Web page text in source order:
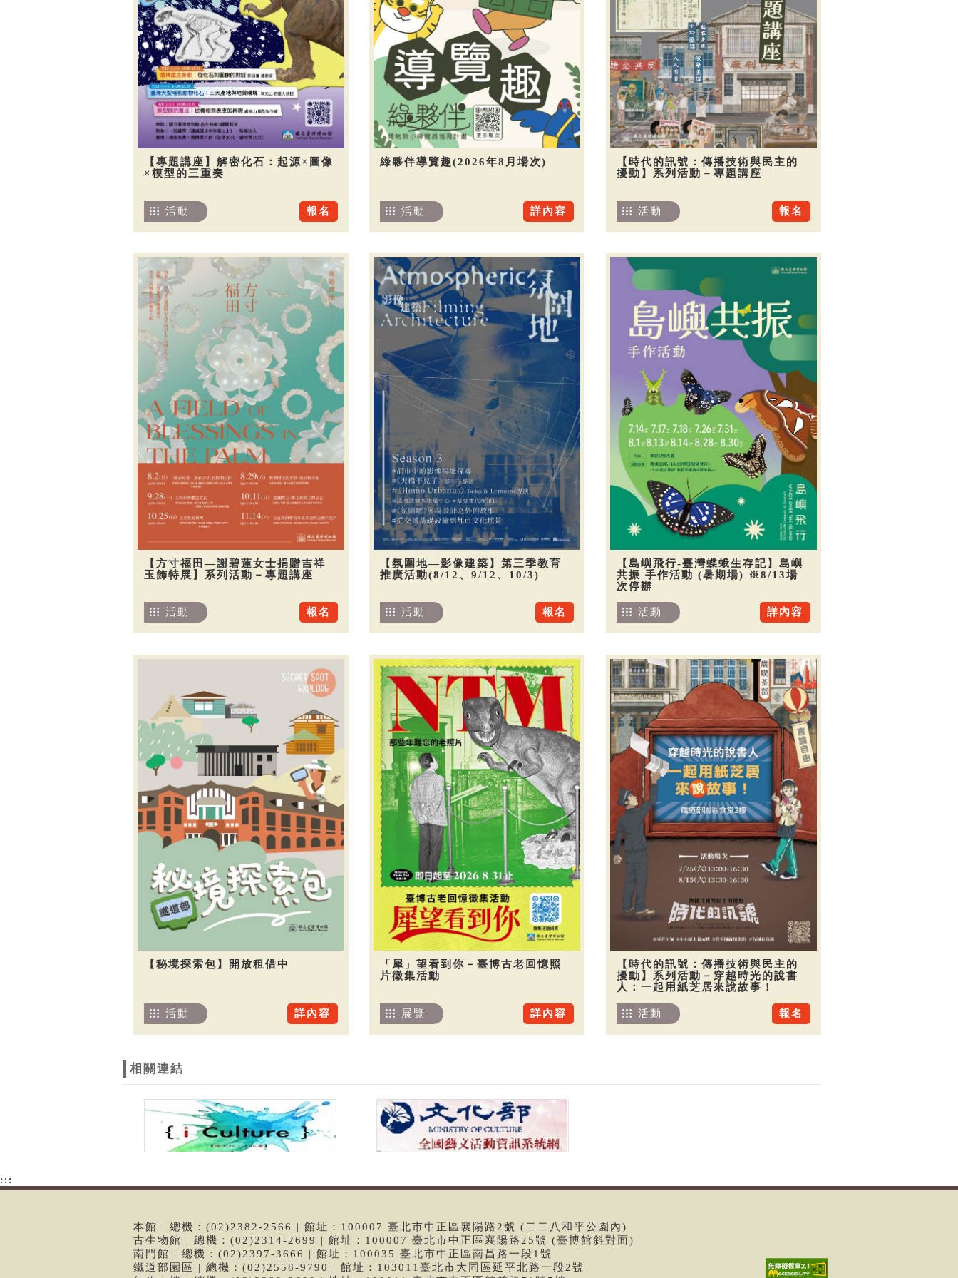
【專題講座】解密化石：起源×圖像
×模型的三重奏
報名
活動
綠夥伴導覽趣(2026年8月場次)
詳內容
活動
【時代的訊號：傳播技術與民主的
擾動】系列活動－專題講座
報名
活動
【方寸福田—謝碧蓮女士捐贈吉祥
玉飾特展】系列活動－專題講座
報名
活動
【氛圍地—影像建築】第三季教育
推廣活動(8/12、9/12、10/3)
報名
活動
【島嶼飛行-臺灣蝶蛾生存記】島嶼
共振 手作活動 (暑期場) ※8/13場
次停辦
詳內容
活動
【秘境探索包】開放租借中
詳內容
活動
「犀」望看到你－臺博古老回憶照
片徵集活動
詳內容
展覽
【時代的訊號：傳播技術與民主的
擾動】系列活動－穿越時光的說書
人：一起用紙芝居來說故事！
報名
活動
相關連結
:::
本館 | 總機：(02)2382-2566 | 館址：100007 臺北市中正區襄陽路2號 (二二八和平公園內)
古生物館 | 總機：(02)2314-2699 | 館址：100007 臺北市中正區襄陽路25號 (臺博館斜對面)
南門館 | 總機：(02)2397-3666 | 館址：100035 臺北市中正區南昌路一段1號
鐵道部園區 | 總機：(02)2558-9790 | 館址：103011臺北市大同區延平北路一段2號